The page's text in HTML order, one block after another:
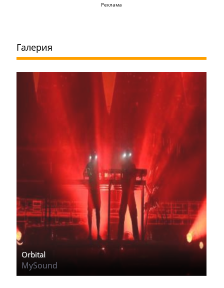
Реклама
Галерия
Orbital
MySound